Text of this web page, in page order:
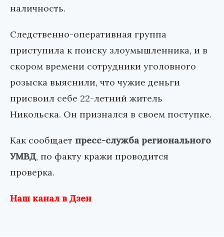
наличность.
Следственно-оперативная группа
приступила к поиску злоумышленника, и в
скором времени сотрудники уголовного
розыска выяснили, что чужие деньги
присвоил себе 22-летний житель
Никольска. Он признался в своем поступке.
Как сообщает пресс-служба регионального
УМВД, по факту кражи проводится
проверка.
Наш канал в Дзен